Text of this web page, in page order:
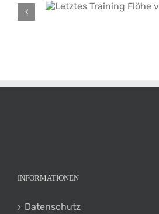
Gelungene
INFORMATIONEN
Datenschutz